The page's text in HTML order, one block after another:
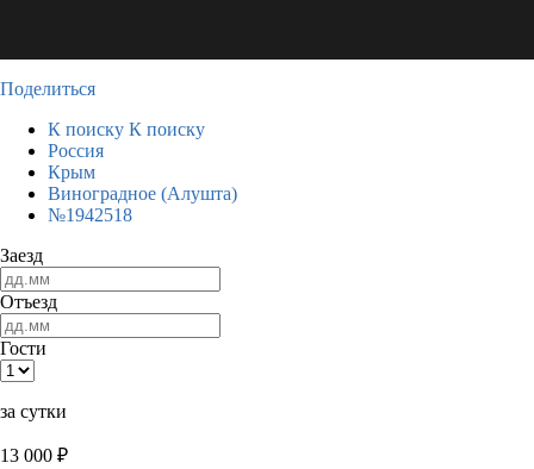
Поделиться
К поиску К поиску
Россия
Крым
Виноградное (Алушта)
№1942518
Заезд
Отъезд
Гости
за сутки
13 000 ₽